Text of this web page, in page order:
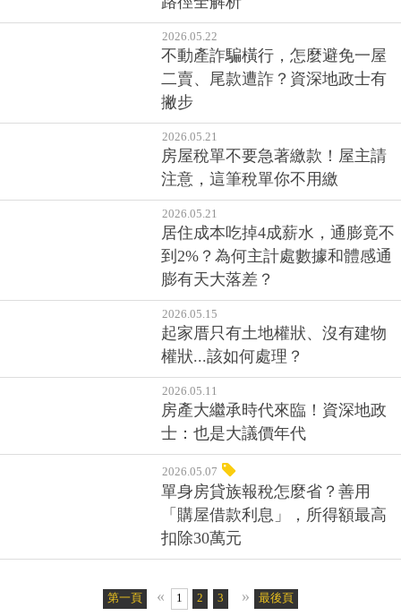
2026.05.22
留房還是留錢？不動產傳承三大
路徑全解析
2026.05.22
不動產詐騙橫行，怎麼避免一屋
二賣、尾款遭詐？資深地政士有
撇步
2026.05.21
房屋稅單不要急著繳款！屋主請
注意，這筆稅單你不用繳
2026.05.21
居住成本吃掉4成薪水，通膨竟不
到2%？為何主計處數據和體感通
膨有天大落差？
2026.05.15
起家厝只有土地權狀、沒有建物
權狀...該如何處理？
2026.05.11
房產大繼承時代來臨！資深地政
士：也是大議價年代
2026.05.07
單身房貸族報稅怎麼省？善用
「購屋借款利息」，所得額最高
扣除30萬元